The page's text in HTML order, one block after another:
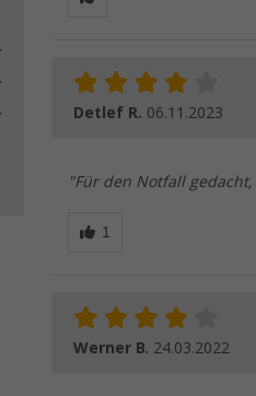
Detlef R. 06.11.2023
"Für den Notfall
Werner B. 24.03.2022